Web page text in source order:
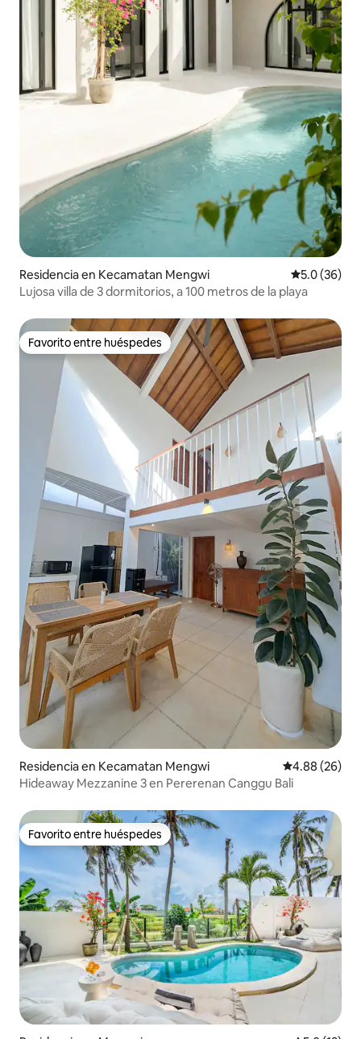
Residencia en Kecamatan Mengwi Calificación
5.0 (36)
Lujosa villa de 3 dormitorios, a 100 metros de la playa
Favorito entre huéspedes
Favorito entre huéspedes
Residencia en Kecamatan Mengwi Calificación
4.88 (26)
Hideaway Mezzanine 3 en Pererenan Canggu Bali
Favorito entre huéspedes
Favorito entre huéspedes